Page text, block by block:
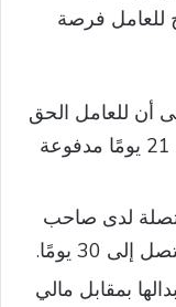
للعامل فرصة
على أن للعامل الحق
في إجازة سنوية مدتها لا تقل عن 21 يومًا مدفوعة
لدى صاحب
30 يومًا.
بمقابل مالي